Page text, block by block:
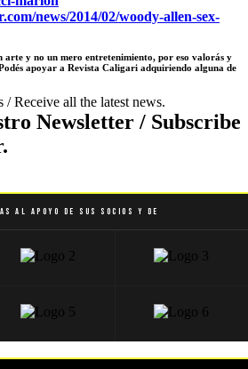
news/2014/02/woody-allen-sex-
arte y no un mero entretenimiento, por eso valorás y
apoyar a Revista Caligari adquiriendo alguna de
/ Receive all the latest news.
Newsletter / Subscribe
al apoyo de sus socios y de